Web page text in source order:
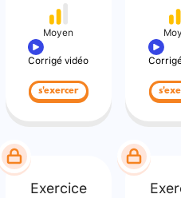
Moyen
Corrigé vidéo
s'exercer
Exercice